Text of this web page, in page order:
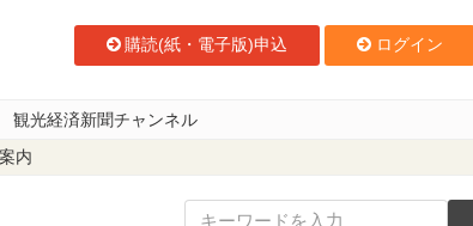
購読(紙・電子版)申込 ログイン
観光経済新聞チャンネル
内